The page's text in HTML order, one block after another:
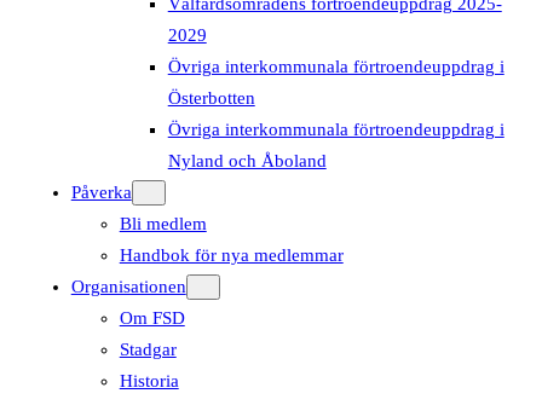
2029
Övriga interkommunala förtroendeuppdrag i
Österbotten
Övriga interkommunala förtroendeuppdrag i
Nyland och Åboland
Påverka
Bli medlem
Handbok för nya medlemmar
Organisationen
Om FSD
Stadgar
Historia